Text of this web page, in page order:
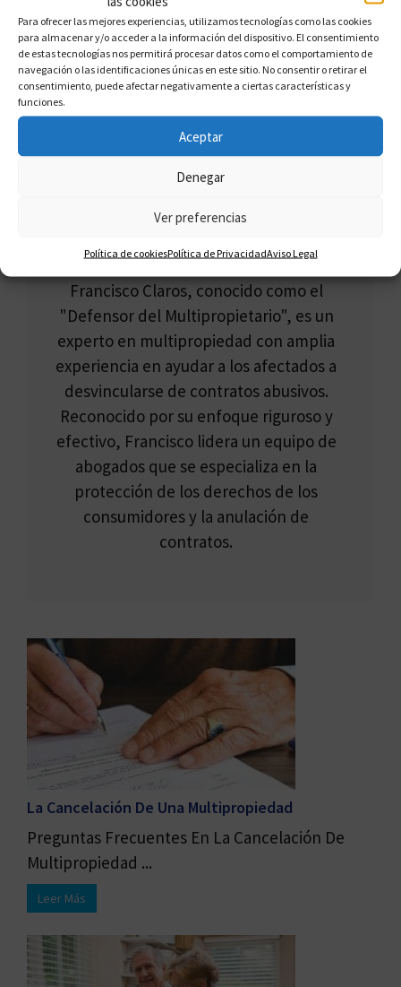
Para ofrecer las mejores experiencias, utilizamos tecnologías como las cookies
para almacenar y/o acceder a la información del dispositivo. El consentimiento
de estas tecnologías nos permitirá procesar datos como el comportamiento de
navegación o las identificaciones únicas en este sitio. No consentir o retirar el
consentimiento, puede afectar negativamente a ciertas características y
funciones.
Aceptar
Denegar
Ver preferencias
Política de cookiesPolítica de PrivacidadAviso Legal
Abogados Expertos En Multipropiedad en La
Rioja
FRANCISCO CLAROS
Francisco Claros, conocido como el
"Defensor del Multipropietario", es un
experto en multipropiedad con amplia
experiencia en ayudar a los afectados a
desvincularse de contratos abusivos.
Reconocido por su enfoque riguroso y
efectivo, Francisco lidera un equipo de
abogados que se especializa en la
protección de los derechos de los
consumidores y la anulación de
contratos.
La Cancelación De Una Multipropiedad
Preguntas Frecuentes En La Cancelación De
Multipropiedad ...
Leer Más